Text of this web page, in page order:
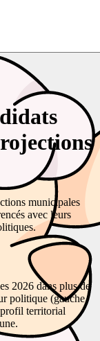
municipales
avec leurs
2026 dans plus de
politique (gauche,
territorial